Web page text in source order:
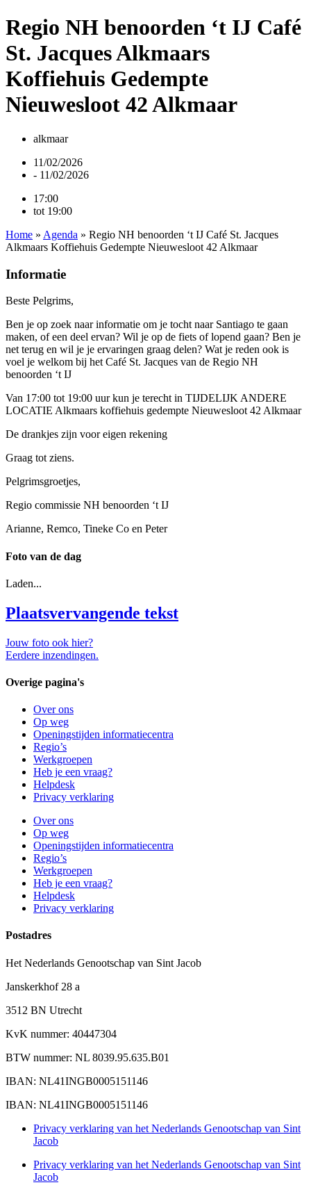
Regio NH benoorden ‘t IJ Café
St. Jacques Alkmaars
Koffiehuis Gedempte
Nieuwesloot 42 Alkmaar
alkmaar
11/02/2026
- 11/02/2026
17:00
tot 19:00
Home » Agenda » Regio NH benoorden ‘t IJ Café St. Jacques
Alkmaars Koffiehuis Gedempte Nieuwesloot 42 Alkmaar
Informatie
Beste Pelgrims,
Ben je op zoek naar informatie om je tocht naar Santiago te gaan
maken, of een deel ervan? Wil je op de fiets of lopend gaan? Ben je
net terug en wil je je ervaringen graag delen? Wat je reden ook is
voel je welkom bij het Café St. Jacques van de Regio NH
benoorden ‘t IJ
Van 17:00 tot 19:00 uur kun je terecht in TIJDELIJK ANDERE
LOCATIE Alkmaars koffiehuis gedempte Nieuwesloot 42 Alkmaar
De drankjes zijn voor eigen rekening
Graag tot ziens.
Pelgrimsgroetjes,
Regio commissie NH benoorden ‘t IJ
Arianne, Remco, Tineke Co en Peter
Foto van de dag
Laden...
Plaatsvervangende tekst
Jouw foto ook hier?
Eerdere inzendingen.
Overige pagina's
Over ons
Op weg
Openingstijden informatiecentra
Regio’s
Werkgroepen
Heb je een vraag?
Helpdesk
Privacy verklaring
Over ons
Op weg
Openingstijden informatiecentra
Regio’s
Werkgroepen
Heb je een vraag?
Helpdesk
Privacy verklaring
Postadres
Het Nederlands Genootschap van Sint Jacob
Janskerkhof 28 a
3512 BN Utrecht
KvK nummer: 40447304
BTW nummer: NL 8039.95.635.B01
IBAN: NL41INGB0005151146
IBAN: NL41INGB0005151146
Privacy verklaring van het Nederlands Genootschap van Sint
Jacob
Privacy verklaring van het Nederlands Genootschap van Sint
Jacob